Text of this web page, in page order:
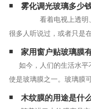
雾化调光玻璃多少
看着电视上透明、
很多人听说过，或者只是
用。 希望大家在称赞的
间有3000-5000左右的1平
家用窗户贴玻璃膜
如今，人们的生活水
使是玻璃膜之一。玻璃膜
窗玻璃膜的技巧和家庭
个常识。擦完玻璃后，蕞
木纹膜的用途是什